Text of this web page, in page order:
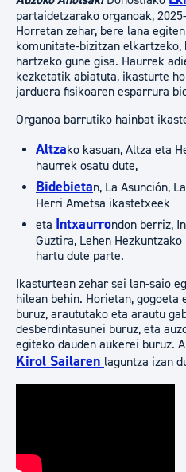
partaidetzarako organoak,
Horretan zehar, bere lana
komunitate-bizitzan elkartzeko,
hartzeko gune gisa. ​​​​​​Haurrek
kezketatik abiatuta, ikasturte
jarduera fisikoaren esparrura
Organoa barrutiko hainbat
Altzako kasuan, Altza eta
haurrek osatu dute,
Bidebietan, La Asunción,
Herri Ametsa ikastetxeek
eta Intxaurrondon berriz,
Guztira, Lehen
hartu dute parte.
Ikasturtean zehar sei lan-saio
hilean behin. Horietan,
buruz, araututako eta arautu
desberdintasunei buruz, eta
egiteko dauden aukerei buruz.
Kirol Sailaren laguntza izan